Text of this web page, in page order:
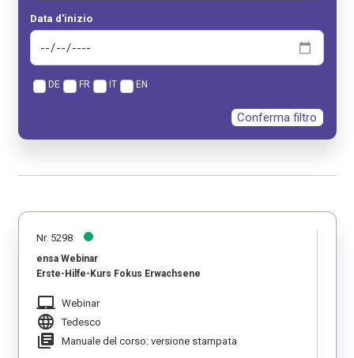
Data d'inizio
DE FR IT EN
Conferma filtro
Nr. 5298
ensa Webinar
Erste-Hilfe-Kurs Fokus Erwachsene
laptop_mac Webinar
language Tedesco
library_books Manuale del corso: versione stampata